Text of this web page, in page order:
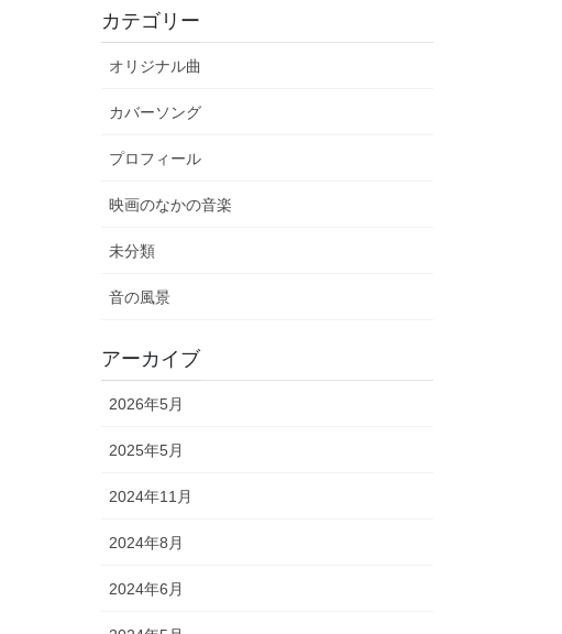
カテゴリー
オリジナル曲
カバーソング
プロフィール
映画のなかの音楽
未分類
音の風景
アーカイブ
2026年5月
2025年5月
2024年11月
2024年8月
2024年6月